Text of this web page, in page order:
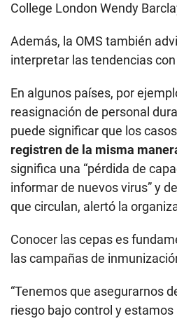
College London Wendy
Además, la OMS también
interpretar las tendencias
En algunos países, por
reasignación de personal
puede significar que los
registren de la misma
significa una “pérdida de
informar de nuevos virus” y
que circulan, alertó la
Conocer las cepas es
las campañas de
“Tenemos que asegurarnos
riesgo bajo control y